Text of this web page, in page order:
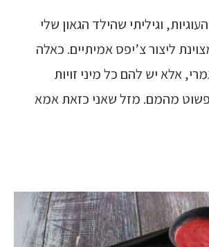
וגיליתי שהילד הגאון שלי
ליצור צ’יפס אמיתיים. כאלה
אלא יש להם כל מיני זויות
פשוט מהמם. מזל שאני כזאת אמא